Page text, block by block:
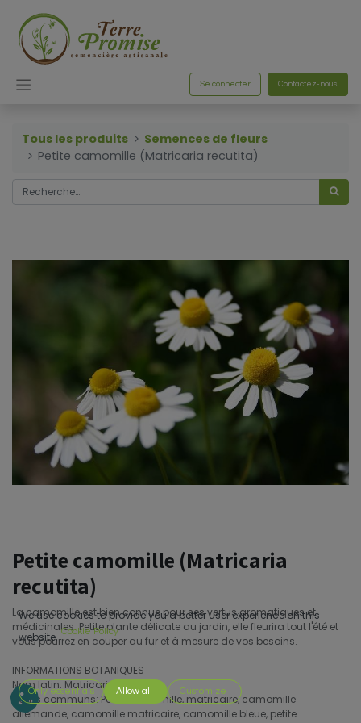
Se connecter Contactez-nous
Tous les produits
Semences de fleurs
Petite camomille (Matricaria recutita)
Petite camomille (Matricaria
recutita)
La camomille est bien connue pour ses vertus aromatiques et
médicinales. Petite plante délicate au jardin, elle fleurira tout l'été et
vous pourrez en couper au fur et à mesure de vos besoins.
INFORMATIONS BOTANIQUES
Nom latin: Matricaria recutita
Noms communs: Petite camomille, matricaire, camomille
allemande, camomille matricaire, camomille bleue, petite
We use cookies to provide you a better user experience on this
website. Cookie Policy
Only essentials Allow all Customize